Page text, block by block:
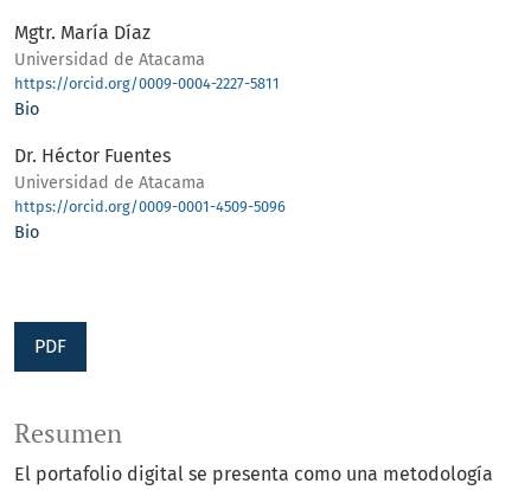
Mgtr. María Díaz
Universidad de Atacama
https://orcid.org/0009-0004-2227-5811
Bio
Dr. Héctor Fuentes
Universidad de Atacama
https://orcid.org/0009-0001-4509-5096
Bio
PDF
Resumen
El portafolio digital se presenta como una metodología